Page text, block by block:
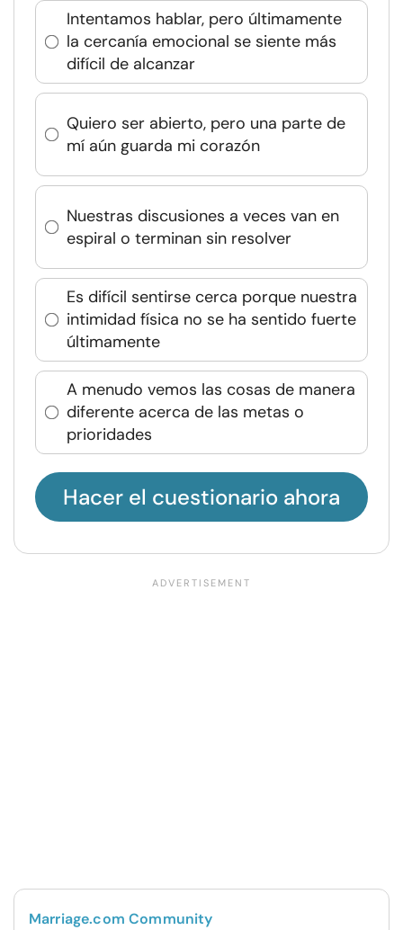
Intentamos hablar, pero últimamente
la cercanía emocional se siente más
difícil de alcanzar
Quiero ser abierto, pero una parte de
mí aún guarda mi corazón
Nuestras discusiones a veces van en
espiral o terminan sin resolver
Es difícil sentirse cerca porque nuestra
intimidad física no se ha sentido fuerte
últimamente
A menudo vemos las cosas de manera
diferente acerca de las metas o
prioridades
Hacer el cuestionario ahora
Marriage.com Community